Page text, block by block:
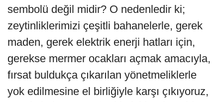
sembolü değil midir? O nedenledir ki;
zeytinliklerimizi çeşitli bahanelerle, gerek
maden, gerek elektrik enerji hatları için,
gerekse mermer ocakları açmak amacıyla,
fırsat buldukça çıkarılan yönetmeliklerle
yok edilmesine el birliğiyle karşı çıkıyoruz,